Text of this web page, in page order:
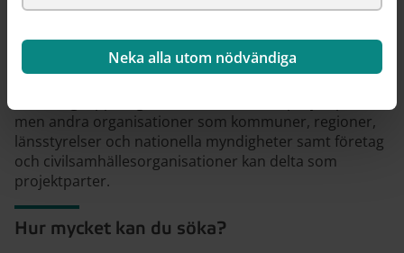
Neka alla utom nödvändiga
samhällsaktör, och högst femton parter totalt. I den
här utlysningen kan bara ett lärosäte,
men andra organisationer som kommuner, regioner,
länsstyrelser och nationella myndigheter samt företag
och civilsamhällesorganisationer kan delta som
projektparter.
Hur mycket kan du söka?